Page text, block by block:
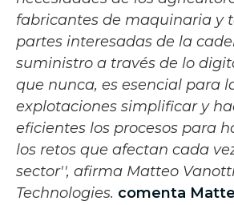
fabricantes de maquinaria y
partes interesadas de la
suministro a través de lo
que nunca, es esencial para
explotaciones simplificar y
eficientes los procesos para
los retos que afectan cada
sector'', afirma Matteo
Technologies. comenta